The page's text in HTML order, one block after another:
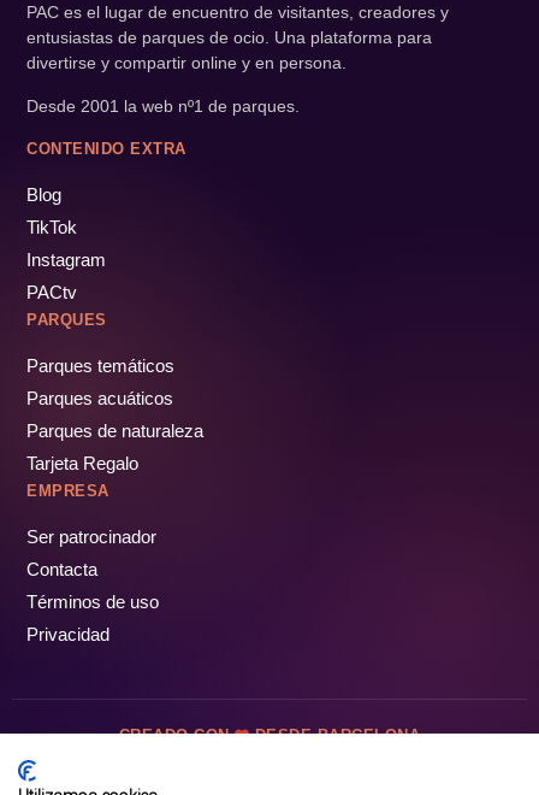
PAC es el lugar de encuentro de visitantes, creadores y
entusiastas de parques de ocio. Una plataforma para
divertirse y compartir online y en persona.
Desde 2001 la web nº1 de parques.
CONTENIDO EXTRA
Blog
TikTok
Instagram
PACtv
PARQUES
Parques temáticos
Parques acuáticos
Parques de naturaleza
Tarjeta Regalo
EMPRESA
Ser patrocinador
Contacta
Términos de uso
Privacidad
CREADO CON DESDE BARCELONA